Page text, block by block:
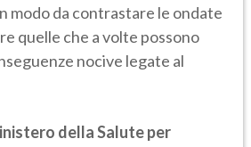
modo da contrastare le ondate
quelle che a volte possono
nocive legate al
della Salute per